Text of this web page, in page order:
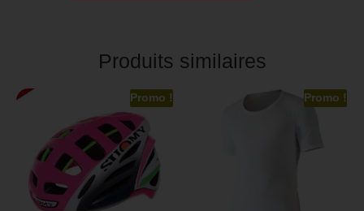
Produits similaires
Promo ! Promo !